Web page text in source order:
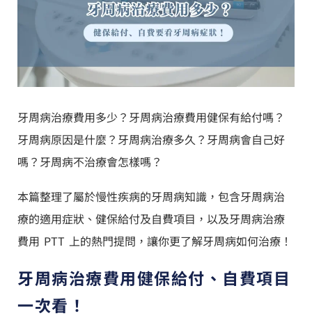
牙周病治療費用多少？牙周病治療費用健保有給付嗎？
牙周病原因是什麼？牙周病治療多久？牙周病會自己好
嗎？牙周病不治療會怎樣嗎？
本篇整理了屬於慢性疾病的牙周病知識，包含牙周病治
療的適用症狀、健保給付及自費項目，以及牙周病治療
費用 PTT 上的熱門提問，讓你更了解牙周病如何治療！
牙周病治療費用健保給付、自費項目
一次看！